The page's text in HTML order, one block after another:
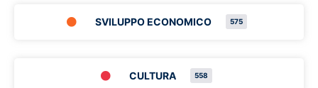
SVILUPPO ECONOMICO 575
CULTURA 558